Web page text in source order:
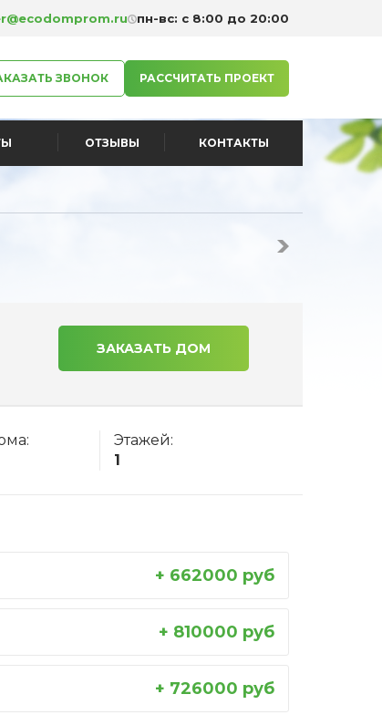
пн-вс: с 8:00 до 20:00
ЗВОНОК РАССЧИТАТЬ ПРОЕКТ
ОТЗЫВЫ КОНТАКТЫ
ЗАКАЗАТЬ ДОМ
Этажей:
1
+ 662000 руб
+ 810000 руб
+ 726000 руб